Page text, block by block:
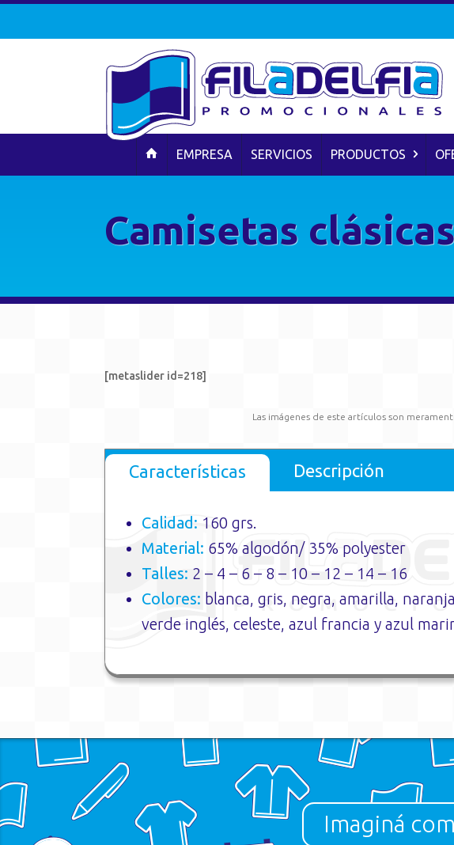
EMPRESA SERVICIOS PRODUCTOS
Camisetas
[metaslider id=218]
Las imágenes de este artículos son
Características Descripción
Calidad: 160 grs.
Material: 65% algodón/ 35% polyester
Talles: 2 – 4 – 6 – 8 – 10 – 12 – 14 – 16
Colores: blanca, gris, negra, amarilla,
verde inglés, celeste, azul francia y azul
Imaginá